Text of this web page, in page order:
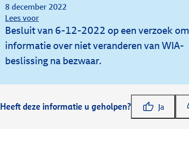
8 december 2022
Lees voor
Besluit van 6-12-2022 op een verzoek om
informatie over niet veranderen van WIA-
beslissing na bezwaar.
Heeft deze informatie u geholpen? Ja